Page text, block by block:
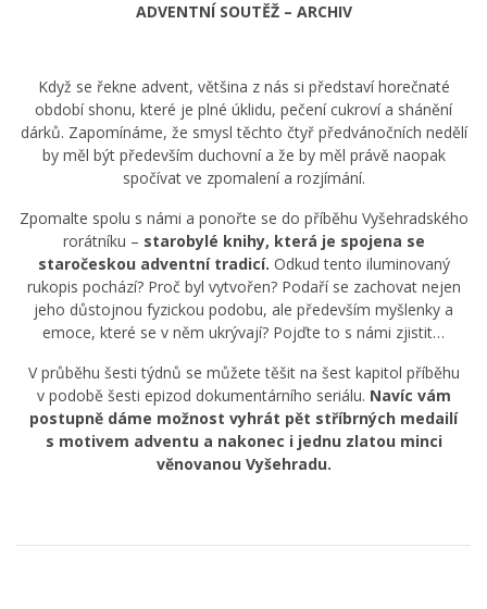
ADVENTNÍ SOUTĚŽ – ARCHIV
Když se řekne advent, většina z nás si představí horečnaté
období shonu, které je plné úklidu, pečení cukroví a shánění
dárků. Zapomínáme, že smysl těchto čtyř předvánočních nedělí
by měl být především duchovní a že by měl právě naopak
spočívat ve zpomalení a rozjímání.
Zpomalte spolu s námi a ponořte se do příběhu Vyšehradského
rorátníku – starobylé knihy, která je spojena se
staročeskou adventní tradicí. Odkud tento iluminovaný
rukopis pochází? Proč byl vytvořen? Podaří se zachovat nejen
jeho důstojnou fyzickou podobu, ale především myšlenky a
emoce, které se v něm ukrývají? Pojďte to s námi zjistit…
V průběhu šesti týdnů se můžete těšit na šest kapitol příběhu
v podobě šesti epizod dokumentárního seriálu. Navíc vám
postupně dáme možnost vyhrát pět stříbrných medailí
s motivem adventu a nakonec i jednu zlatou minci
věnovanou Vyšehradu.